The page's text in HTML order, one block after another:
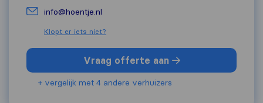
info@hoentje.nl
Klopt er iets niet?
Vraag offerte aan
+ vergelijk met 4 andere verhuizers